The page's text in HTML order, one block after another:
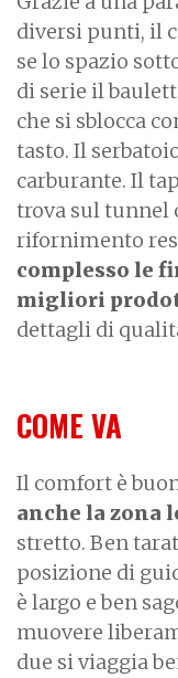
diversi punti, il
se lo spazio
di serie il
che si sblocca
tasto. Il
carburante. Il
trova sul tunnel
rifornimento
complesso le
migliori
dettagli di
COME VA
Il comfort è
anche la zona
stretto. Ben
posizione di
è largo e ben
muovere
due si viaggia